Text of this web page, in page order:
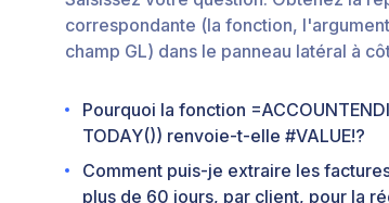
correspondante (la fonction,
champ GL) dans le panneau latéral à
Pourquoi la fonction
TODAY()) renvoie-t-elle #VALUE!?
Comment puis-je extraire les
plus de 60 jours, par client, pour la